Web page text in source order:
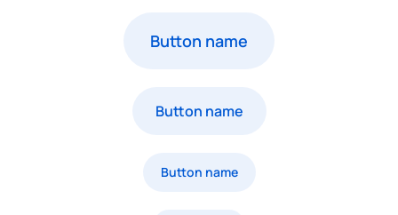
Button name
Button name
Button name